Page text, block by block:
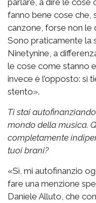
parlare, a dire le cose
fanno bene cose che,
canzone, forse non le
Sono praticamente la
Ninetynine, a
le cose come stanno
invece è l’opposto: si
stento».
Ti stai
mondo della musica.
completamente
tuoi brani?
«Sì, mi autofinanzio
fare una menzione
Daniele Alluto, che